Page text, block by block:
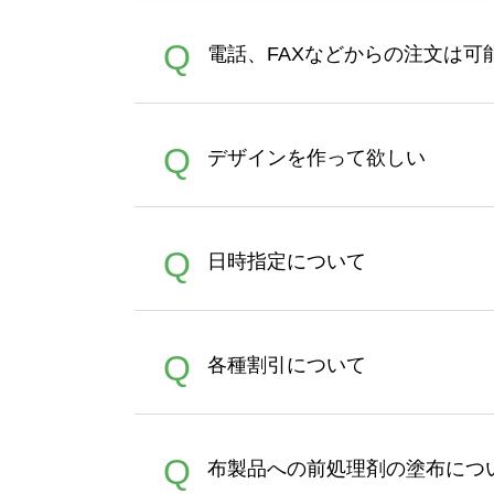
A
ズは、20MBです。デジカメ
Illustratorからの直接入稿には
Q 電話、FAXなどからの注文は可
A
バッグコンシェルやタンブラ
Q デザインを作って欲しい
A
ン作成のお手伝いをすること
合は、デザインツールをご利
Q 日時指定について
A
者にご連絡いただき調整をお
Q 各種割引について
A
ポイントとして付与され、次
Q 布製品への前処理剤の塗布につ